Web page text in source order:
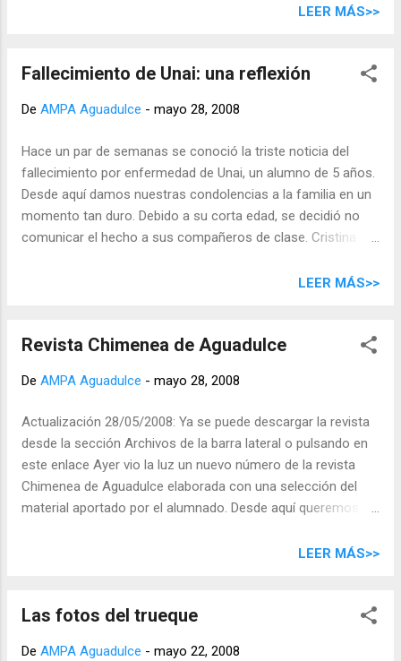
Actividades extraescolares: Durante el mes de junio no
a las 18:00 horas en primera convocatoria y a las 18:30 en
asociación así como otros puntos de interés para los
contará con los servicios mínimos establecidos : una
persona del Equipo Directivo y un profesor por cada dos
grupos de alumnos. Excursión a la Laguna de Valleseco
Fecha: Sábado 14 de junio de 2008 Salida: a las 10:30 desde
la Fuente Lumi...
LEER MÁS>>
Fallecimiento de Unai: una reflexión
De AMPA Aguadulce - mayo 28, 2008
Hace un par de semanas se conoció la triste noticia del
fallecimiento por enfermedad de Unai, un alumno de 5 años.
Desde aquí damos nuestras condolencias a la familia en un
momento tan duro. Debido a su corta edad, se decidió no
comunicar el hecho a sus compañeros de clase. Cristina
reflexiona sobre la conveniencia o no de ocultarles la
ustedes porque no me parece bien que esta noticia se
muy educativo que l@s niñ@s vayan asimilando y haciendo
debe darse a conocer y que se aproveche para que no
sigamos contribuyendo a que la muerte sea algo lejana y
que no nos va a tocar nunca. Nuestra sociedad y nuestros
valores actuales se empeñan a que tenemos "una vida
eterna" aquí en el mundo, negamos ...
LEER MÁS>>
Revista Chimenea de Aguadulce
De AMPA Aguadulce - mayo 28, 2008
Actualización 28/05/2008: Ya se puede descargar la revista
desde la sección Archivos de la barra lateral o pulsando en
este enlace Ayer vio la luz un nuevo número de la revista
Chimenea de Aguadulce elaborada con una selección del
material aportado por el alumnado. Desde aquí queremos
el proyecto por su colaboración. Se ha distribuido un
revista para su visualización y descarga. El número anterior
LEER MÁS>>
Las fotos del trueque
De AMPA Aguadulce - mayo 22, 2008